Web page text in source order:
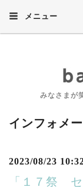
メニュー
みなさまが
インフォメ
2023/08/23
「１７祭 セ